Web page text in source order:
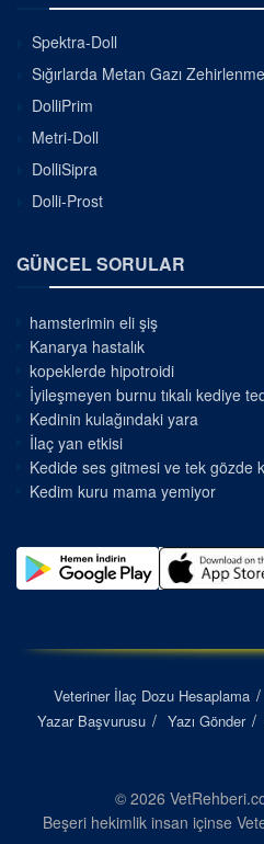
Spektra-Doll
Sığırlarda Metan Gazı
DolliPrim
Metri-Doll
DolliSipra
Dolli-Prost
GÜNCEL SORULAR
hamsterimin eli şiş
Kanarya hastalık
kopeklerde hipotroidi
İyileşmeyen burnu tıkalı kediye
Kedinin kulağındaki yara
İlaç yan etkisi
Kedide ses gitmesi ve tek gözde
Kedim kuru mama yemiyor
Veteriner İlaç Dozu Hesaplama
Yazar Başvurusu
Yazı Gönder
© 2026
Beşeri hekimlik insan içinse